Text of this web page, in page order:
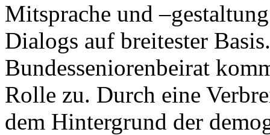
Mitsprache und
Dialogs auf breitester
Bundesseniorenbeirat
Rolle zu. Durch eine
dem Hintergrund der